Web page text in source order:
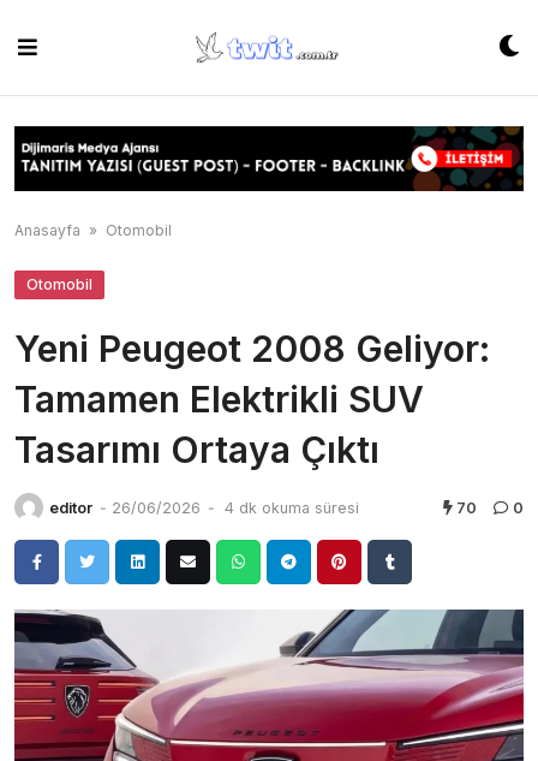
content
Anasayfa » Otomobil
Otomobil
Yeni Peugeot 2008 Geliyor:
Tamamen Elektrikli SUV
Tasarımı Ortaya Çıktı
editor - 26/06/2026 - 4 dk okuma süresi 70 0